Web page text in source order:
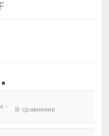
- В сравнение